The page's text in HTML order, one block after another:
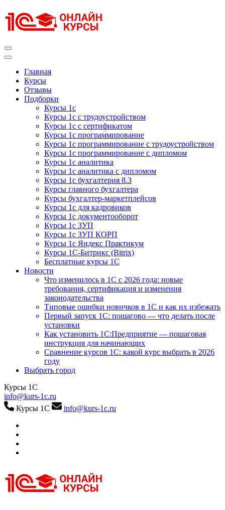
к
содержимому
Главная
Курсы
Отзывы
Подборки
Курсы 1с
Курсы 1с с трудоустройством
Курсы 1с с сертификатом
Курсы 1с программирование
Курсы 1с программирование с трудоустройством
Курсы 1с программирование с дипломом
Курсы 1с аналитика
Курсы 1с аналитика с дипломом
Курсы 1с бухгалтерия 8.3
Курсы главного бухгалтера
Курсы бухгалтер-маркетплейсов
Курсы 1с для кадровиков
Курсы 1с документооборот
Курсы 1с ЗУП
Курсы 1с ЗУП КОРП
Курсы 1с Яндекс Практикум
Курсы 1С-Битрикс (Bitrix)
Бесплатные курсы 1С
Новости
Что изменилось в 1С с 2026 года: новые
требования, сертификация и изменения
законодательства
Типовые ошибки новичков в 1С и как их избежать
Первый запуск 1С: пошагово — что делать после
установки
Как установить 1С:Предприятие — пошаговая
инструкция для начинающих
Сравнение курсов 1С: какой курс выбрать в 2026
году
Выбрать город
Курсы 1С
info@kurs-1c.ru
Курсы 1С
info@kurs-1c.ru